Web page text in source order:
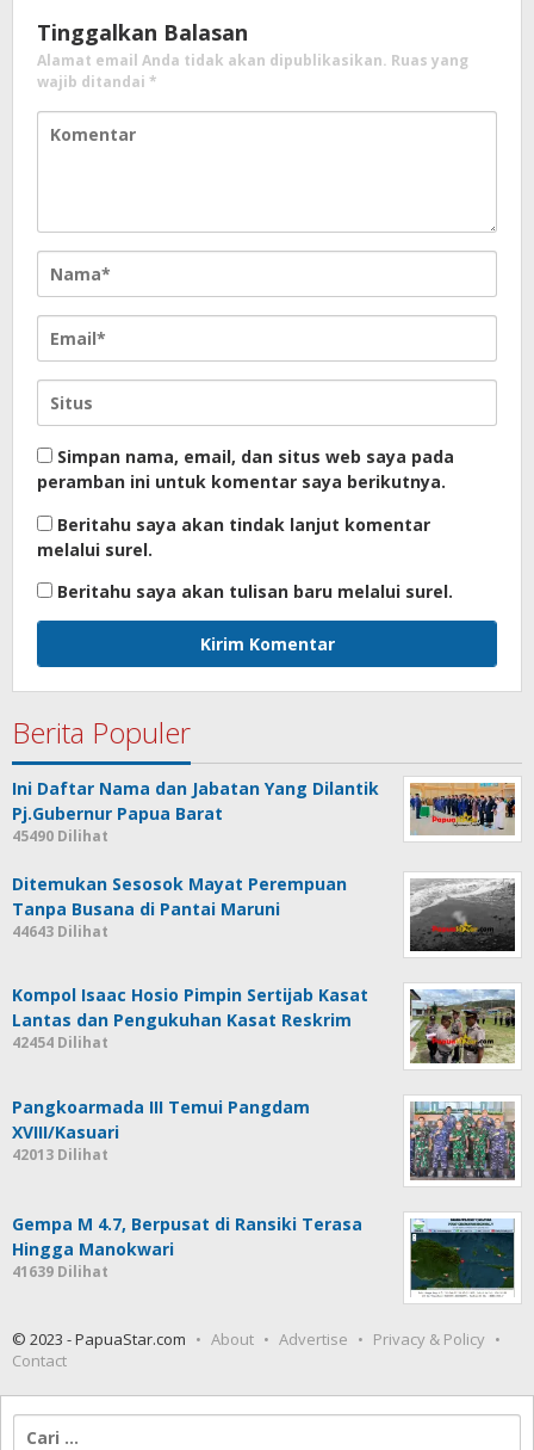
Tinggalkan Balasan
Alamat email Anda tidak akan dipublikasikan. Ruas yang
wajib ditandai *
Simpan nama, email, dan situs web saya pada
peramban ini untuk komentar saya berikutnya.
Beritahu saya akan tindak lanjut komentar
melalui surel.
Beritahu saya akan tulisan baru melalui surel.
Berita Populer
Ini Daftar Nama dan Jabatan Yang Dilantik
Pj.Gubernur Papua Barat
45490 Dilihat
Ditemukan Sesosok Mayat Perempuan
Tanpa Busana di Pantai Maruni
44643 Dilihat
Kompol Isaac Hosio Pimpin Sertijab Kasat
Lantas dan Pengukuhan Kasat Reskrim
42454 Dilihat
Pangkoarmada III Temui Pangdam
XVIII/Kasuari
42013 Dilihat
Gempa M 4.7, Berpusat di Ransiki Terasa
Hingga Manokwari
41639 Dilihat
© 2023 - PapuaStar.com About Advertise
Privacy & Policy
Contact